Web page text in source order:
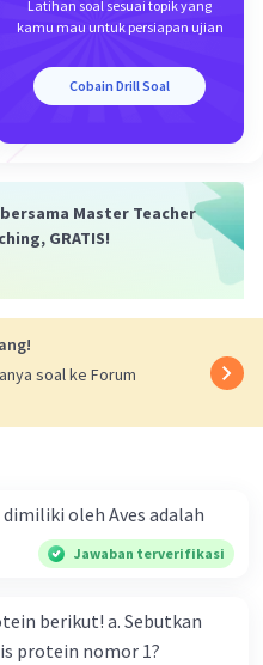
Latihan soal sesuai topik yang
kamu mau untuk persiapan ujian
Cobain Drill Soal
Master Teacher
GRATIS!
soal ke Forum
oleh Aves adalah
Jawaban terverifikasi
a. Sebutkan
protein nomor 1?